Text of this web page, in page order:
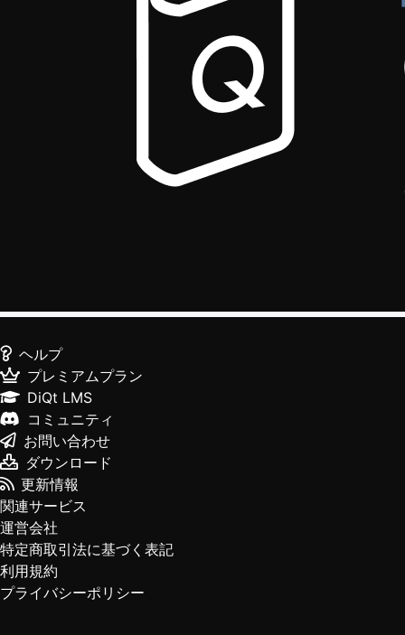
ヘルプ
プレミアムプラン
DiQt LMS
コミュニティ
お問い合わせ
ダウンロード
更新情報
関連サービス
運営会社
特定商取引法に基づく表記
利用規約
プライバシーポリシー